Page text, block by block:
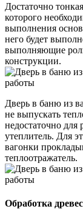
Достаточно
которого
выполнения
него будет
выполняющие
конструкции.
Дверь в баню из
не выпускать
недостаточно для
утеплитель. Для
вагонки
теплоотражатель.
Обработка